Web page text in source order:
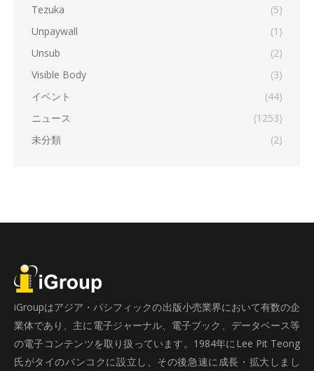
Tezuka
(5)
Unpaywall
(1)
Unsub
(2)
Visible Body
(3)
イベント
(44)
ニュース
(1253)
未分類
(2)
iGroupはアジア・パシフィックの出版小売業界において有数の企
業体であり、主に電子ジャーナル、電子ブック、データベース等
の電子コンテンツを取り扱っています。1984年にLee Pit Teong
氏がタイのバンコクに設立し、その後急速に成長・拡大しまし